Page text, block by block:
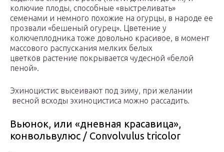
колючие плоды, способные «выстреливать»
семенами и немного похожие на огурцы, в народе ее
прозвали «бешеный огурец». Цветение у
колючеплодника тоже довольно красивое, в момент
массового распускания мелких белых
цветков растение покрывается чудесной «белой
пеной».
Эхиноцистис высеивают под зиму, при желании
весной всходы эхиноцистиса можно рассадить.
Вьюнок, или «дневная красавица»,
конвольвулюс / Convolvulus tricolor